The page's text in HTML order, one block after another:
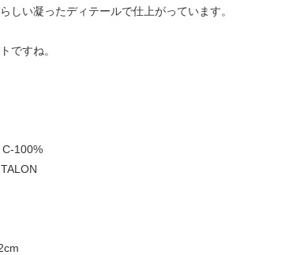
しい凝ったディテールで仕上がっています。
ですね。
100%